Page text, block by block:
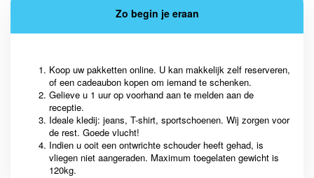
Zo begin je eraan
Koop uw pakketten online. U kan makkelijk zelf reserveren,
of een cadeaubon kopen om iemand te schenken.
Gelieve u 1 uur op voorhand aan te melden aan de
receptie.
Ideale kledij: jeans, T-shirt, sportschoenen. Wij zorgen voor
de rest. Goede vlucht!
Indien u ooit een ontwrichte schouder heeft gehad, is
vliegen niet aangeraden. Maximum toegelaten gewicht is
120kg.